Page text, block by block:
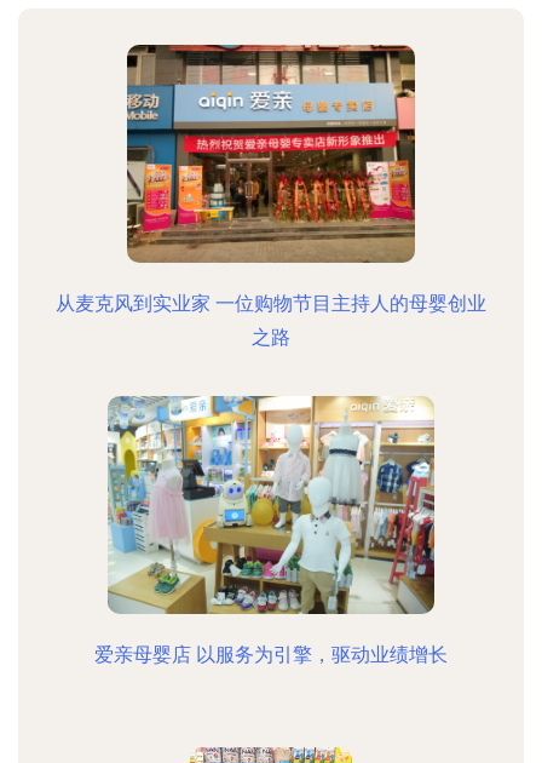
从麦克风到实业家 一位购物节目主持人的母婴创业
之路
爱亲母婴店 以服务为引擎，驱动业绩增长